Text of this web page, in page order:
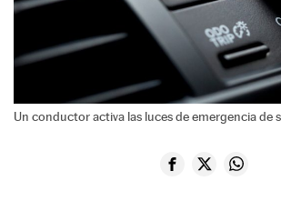
Un conductor activa las luces de emergencia de